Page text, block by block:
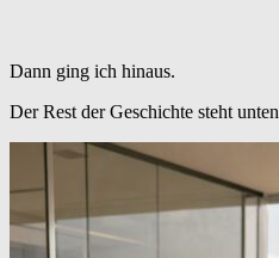
Dann ging ich hinaus.
Der Rest der Geschichte steht unten